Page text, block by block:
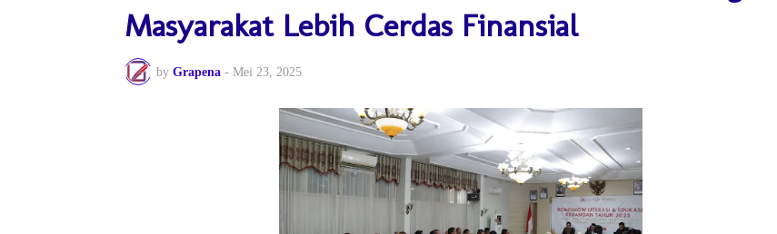
Masyarakat Lebih Cerdas Finansial
by Grapena - Mei 23, 2025